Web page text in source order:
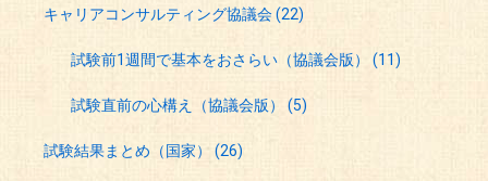
キャリアコンサルティング協議会(22)
試験前1週間で基本をおさらい（協議会版） (11)
試験直前の心構え（協議会版） (5)
試験結果まとめ（国家）(26)